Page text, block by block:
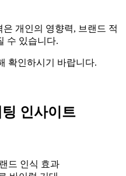
개인의 영향력, 브랜드 적
수 있습니다.
확인하시기 바랍니다.
인사이트
드 인식 효과